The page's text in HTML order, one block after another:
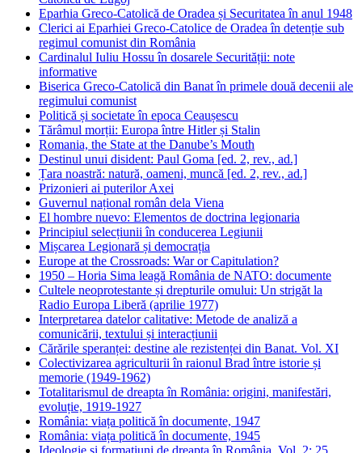
Eparhia Greco-Catolică de Oradea și Securitatea în anul 1948
Clerici ai Eparhiei Greco-Catolice de Oradea în detenție sub
regimul comunist din România
Cardinalul Iuliu Hossu în dosarele Securității: note
informative
Biserica Greco-Catolică din Banat în primele două decenii ale
regimului comunist
Politică și societate în epoca Ceaușescu
Tărâmul morții: Europa între Hitler și Stalin
Romania, the State at the Danube’s Mouth
Destinul unui disident: Paul Goma [ed. 2, rev., ad.]
Țara noastră: natură, oameni, muncă [ed. 2, rev., ad.]
Prizonieri ai puterilor Axei
Guvernul național român dela Viena
El hombre nuevo: Elementos de doctrina legionaria
Principiul selecțiunii în conducerea Legiunii
Mișcarea Legionară și democrația
Europe at the Crossroads: War or Capitulation?
1950 – Horia Sima leagă România de NATO: documente
Cultele neoprotestante și drepturile omului: Un strigăt la
Radio Europa Liberă (aprilie 1977)
Interpretarea datelor calitative: Metode de analiză a
comunicării, textului și interacțiunii
Cărările speranței: destine ale rezistenței din Banat. Vol. XI
Colectivizarea agriculturii în raionul Brad între istorie și
memorie (1949-1962)
Totalitarismul de dreapta în România: origini, manifestări,
evoluție, 1919-1927
România: viața politică în documente, 1947
România: viața politică în documente, 1945
Ideologie si formatiuni de dreapta în România. Vol. 2: 25